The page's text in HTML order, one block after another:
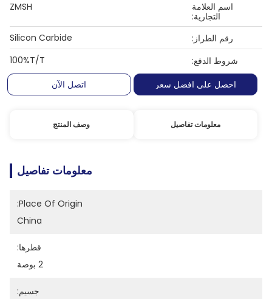
اسم العلامة
التجارية:
ZMSH
رقم الطراز:
Silicon Carbide
شروط الدفع:
100%T/T
احصل على افضل سعر
اتصل الآن
معلومات تفاصيل وصف المنتج
معلومات تفاصيل
Place Of Origin:
China
قطرها:
2 بوصة
جسيم: